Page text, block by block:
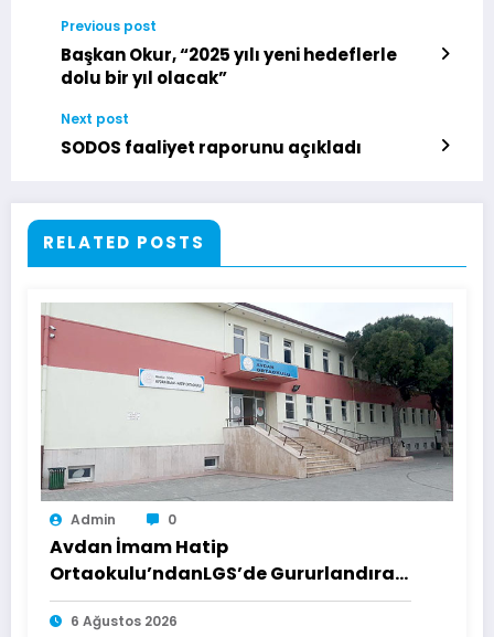
Previous post
Başkan Okur, “2025 yılı yeni hedeflerle
dolu bir yıl olacak”
Next post
SODOS faaliyet raporunu açıkladı
RELATED POSTS
Admin 0
Avdan İmam Hatip
Ortaokulu’ndanLGS’de Gururlandıran
Başarı
6 Ağustos 2026